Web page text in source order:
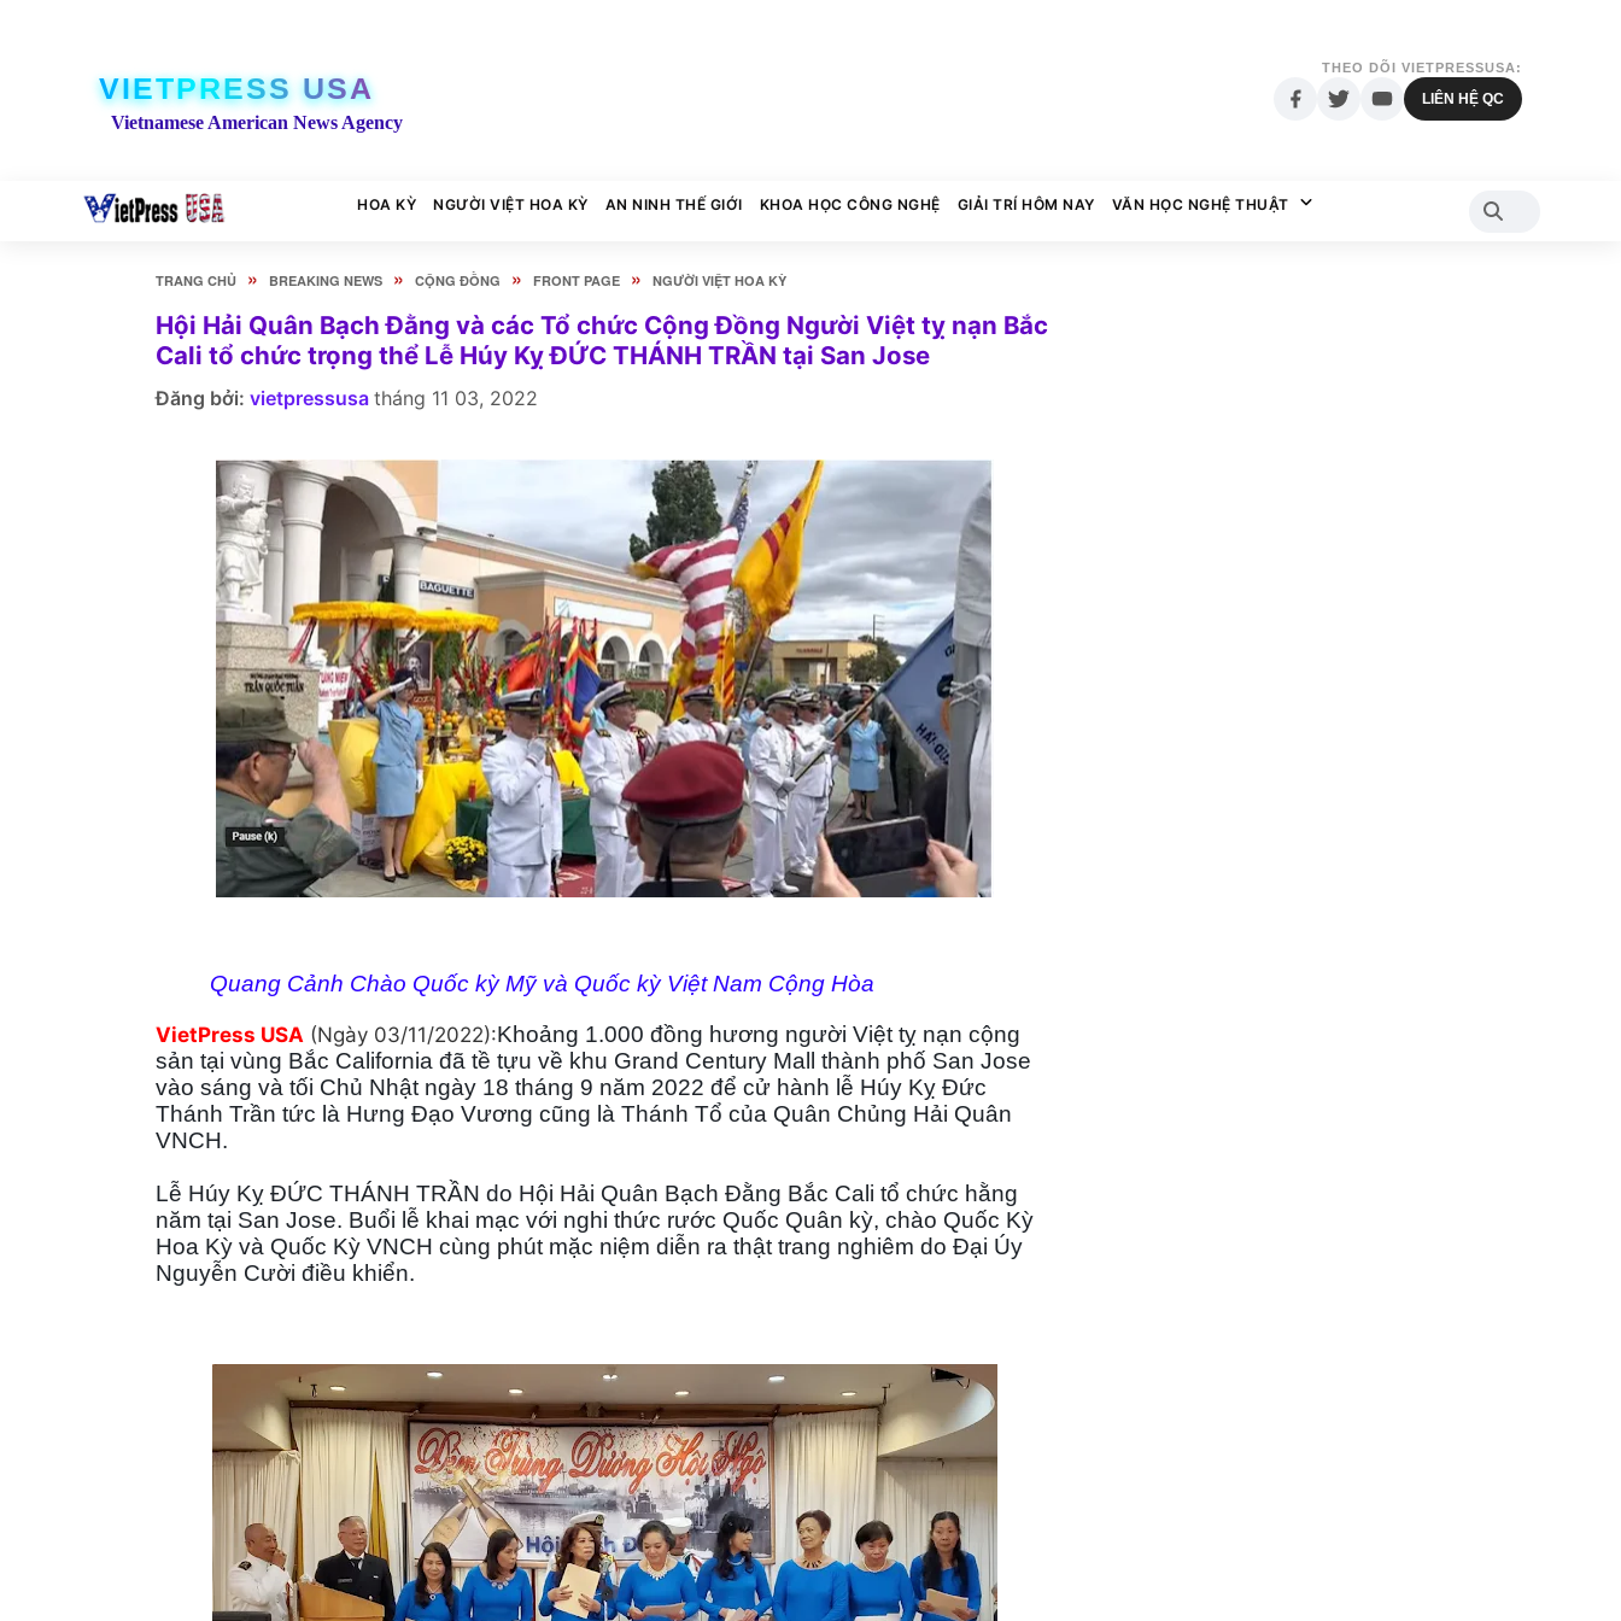
VIETPRESS USA
Vietnamese American News Agency
THEO DÕI VIETPRESSUSA:
LIÊN HỆ QC
HOA KỲ NGƯỜI VIỆT HOA KỲ AN NINH THẾ GIỚI KHOA HỌC CÔNG NGHỆ GIẢI TRÍ HÔM NAY VĂN HỌC NGHỆ THUẬT
TRANG CHỦ » BREAKING NEWS » CỘNG ĐỒNG » FRONT PAGE » NGƯỜI VIỆT HOA KỲ
Hội Hải Quân Bạch Đằng và các Tổ chức Cộng Đồng Người Việt tỵ nạn Bắc
Cali tổ chức trọng thể Lễ Húy Kỵ ĐỨC THÁNH TRẦN tại San Jose
Đăng bởi: vietpressusa tháng 11 03, 2022
Quang Cảnh Chào Quốc kỳ Mỹ và Quốc kỳ Việt Nam Cộng Hòa
VietPress USA (Ngày 03/11/2022):Khoảng 1.000 đồng hương người Việt tỵ nạn cộng
sản tại vùng Bắc California đã tề tựu về khu Grand Century Mall thành phố San Jose
vào sáng và tối Chủ Nhật ngày 18 tháng 9 năm 2022 để cử hành lễ Húy Kỵ Đức
Thánh Trần tức là Hưng Đạo Vương cũng là Thánh Tổ của Quân Chủng Hải Quân
VNCH.
Lễ Húy Kỵ ĐỨC THÁNH TRẦN do Hội Hải Quân Bạch Đằng Bắc Cali tổ chức hằng
năm tại San Jose. Buổi lễ khai mạc với nghi thức rước Quốc Quân kỳ, chào Quốc Kỳ
Hoa Kỳ và Quốc Kỳ VNCH cùng phút mặc niệm diễn ra thật trang nghiêm do Đại Úy
Nguyễn Cười điều khiển.